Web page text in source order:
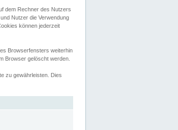
dem Rechner des Nutzers
Nutzer die Verwendung
können jederzeit
Browserfensters weiterhin
Browser gelöscht werden.
zu gewährleisten. Dies